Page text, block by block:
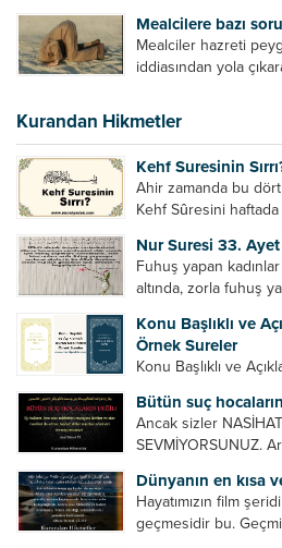
geliştirmeleri
tenkitlerde
olması gereken
Mealcilere bazı
Mealciler hazreti
iddiasından yola
elçilik yaptığı
elçi kelimesinin
Kurandan Hikmetler
Kehf Suresinin
Ahir zamanda bu
Kehf Sûresini
din algısı, yanlış din
vb. Dini doğru...
Nur Suresi 33. Ayet
Fuhuş yapan
altında, zorla fuhuş
cariyelerinizi dünya
etmek için fuhuş
Konu Başlıklı ve
Örnek Sureler
Konu Başlıklı ve
Bütün suç
Ancak sizler
SEVMİYORSUNUZ.
geliştirmeleri
tenkitlerde
olması gereken
Dünyanın en kısa
Hayatımızın film
geçmesidir bu.